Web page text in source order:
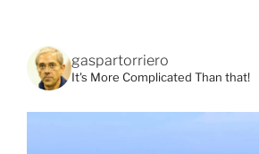
gaspartorriero
It's More Complicated Than that!